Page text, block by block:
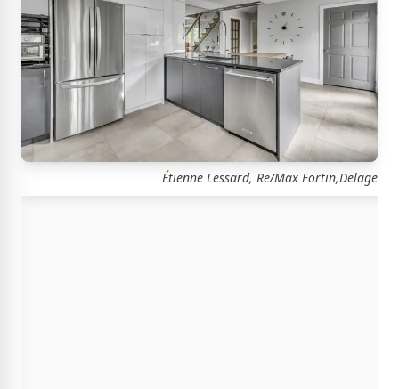
Étienne Lessard, Re/Max Fortin,Delage